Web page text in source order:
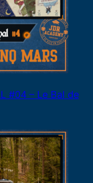
#04 – Le Bal de